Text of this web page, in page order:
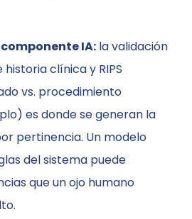
IA: la validación
clínica y RIPS
vs. procedimiento
es donde se generan la
pertinencia. Un modelo
del sistema puede
que un ojo humano